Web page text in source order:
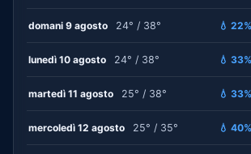
domani 9 agosto 24° / 38° 💧 22%
lunedì 10 agosto 24° / 38° 💧 33%
martedì 11 agosto 25° / 38° 💧 33%
mercoledì 12 agosto 25° / 35° 💧 40%